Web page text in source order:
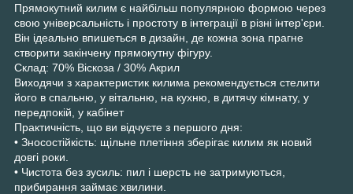
Прямокутний килим є найбільш популярною формою через
свою універсальність і простоту в інтеграції в різні інтер'єри.
Він ідеально впишеться в дизайн, де кожна зона прагне
створити закінчену прямокутну фігуру.
Склад: 70% Віскоза / 30% Акрил
Виходячи з характеристик килима рекомендується стелити
його в спальню, у вітальню, на кухню, в дитячу кімнату, у
передпокій, у кабінет
Практичність, що ви відчуєте з першого дня:
• Зносостійкість: щільне плетіння зберігає килим як новий
довгі роки.
• Чистота без зусиль: пил і шерсть не затримуються,
прибирання займає хвилини.